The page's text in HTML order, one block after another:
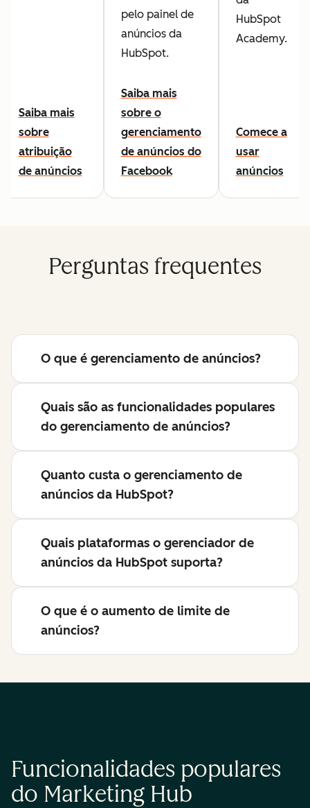
Saiba mais
sobre
atribuição
de anúncios
pelo painel de
anúncios da
HubSpot.
Saiba mais
sobre o
gerenciamento
de anúncios do
Facebook
HubSpot
Academy.
Comece a
usar
anúncios
Perguntas frequentes
O que é gerenciamento de anúncios?
Quais são as funcionalidades populares
do gerenciamento de anúncios?
Quanto custa o gerenciamento de
anúncios da HubSpot?
Quais plataformas o gerenciador de
anúncios da HubSpot suporta?
O que é o aumento de limite de
anúncios?
Funcionalidades populares
do Marketing Hub